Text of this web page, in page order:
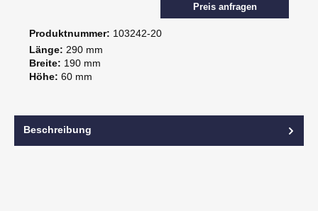
Preis anfragen
Produktnummer: 103242-20
Länge: 290 mm
Breite: 190 mm
Höhe: 60 mm
Beschreibung